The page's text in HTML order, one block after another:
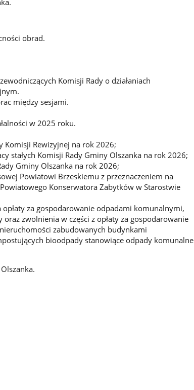
obrad.
Komisji Rady o działaniach
między sesjami.
w 2025 roku.
Komisji Rewizyjnej na rok 2026;
stałych Komisji Rady Gminy Olszanka na rok 2026;
Gminy Olszanka na rok 2026;
Powiatowi Brzeskiemu z przeznaczeniem na
Konserwatora Zabytków w Starostwie
za gospodarowanie odpadami komunalnymi,
zwolnienia w części z opłaty za gospodarowanie
zabudowanych budynkami
bioodpady stanowiące odpady komunalne